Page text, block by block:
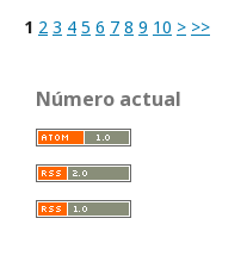
1 2 3 4 5 6 7 8 9 10 > >>
Número actual